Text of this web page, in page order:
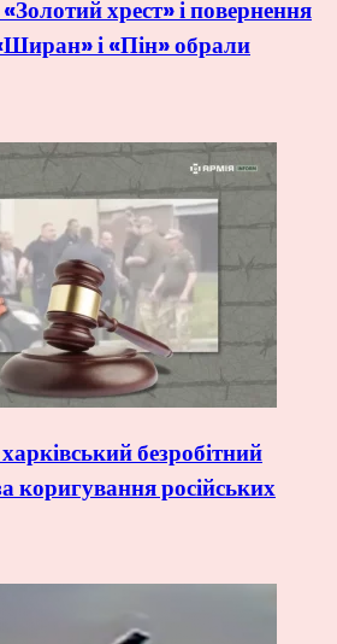
хрест» і повернення
і «Пін» обрали
безробітний
коригування російських